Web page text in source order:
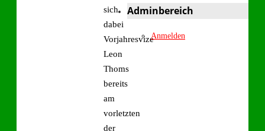
sich
dabei
Vorjahresvize
Leon
Thoms
bereits
am
vorletzten
der
Adminbereich
Anmelden